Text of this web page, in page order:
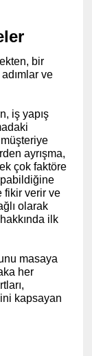
bir
ve
iş yapış
müşteriye
ayrışma,
çok faktöre
fikir verir ve
olarak
ilk
masaya
her
kapsayan